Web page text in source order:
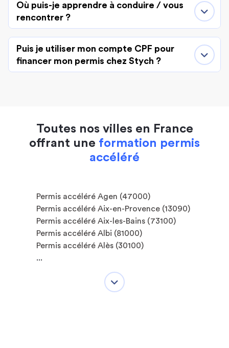
Où puis-je apprendre à conduire / vous
rencontrer ?
Puis je utiliser mon compte CPF pour
financer mon permis chez Stych ?
Toutes nos villes en France
offrant une formation permis
accéléré
Permis accéléré Agen (47000)
Permis accéléré Aix-en-Provence (13090)
Permis accéléré Aix-les-Bains (73100)
Permis accéléré Albi (81000)
Permis accéléré Alès (30100)
...